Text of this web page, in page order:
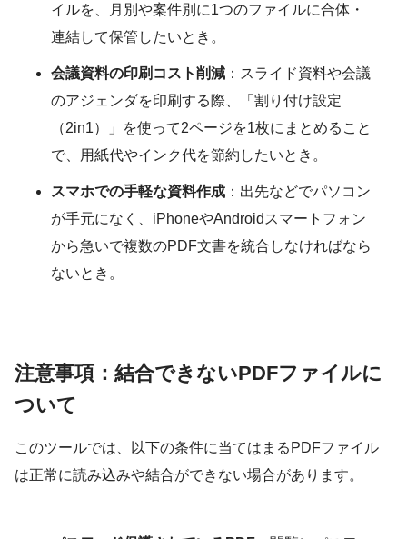
イルを、月別や案件別に1つのファイルに合体・
連結して保管したいとき。
会議資料の印刷コスト削減 ：スライド資料や会議
のアジェンダを印刷する際、「割り付け設定
（2in1）」を使って2ページを1枚にまとめること
で、用紙代やインク代を節約したいとき。
スマホでの手軽な資料作成 ：出先などでパソコン
が手元になく、iPhoneやAndroidスマートフォン
から急いで複数のPDF文書を統合しなければなら
ないとき。
注意事項：結合できないPDFファイルに
ついて
このツールでは、以下の条件に当てはまるPDFファイル
は正常に読み込みや結合ができない場合があります。